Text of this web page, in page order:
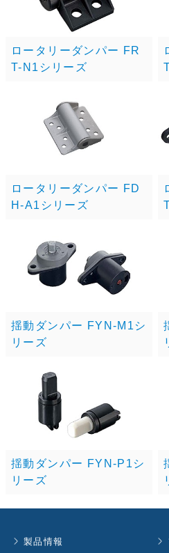
ロータリーダンパー FR
T-N1シリーズ
ロータリーダンパー FD
H-A1シリーズ
揺動ダンパー FYN-M1シ
リーズ
揺動ダンパー FYN-P1シ
リーズ
製品情報